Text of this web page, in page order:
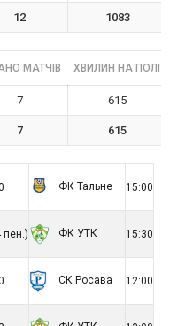
12 1083
МАТЧІВ ХВИЛИН НА ПОЛІ
7 615
7 615
ФК Тальне 15:00
пен.) ФК УТК 15:30
СК Росава 12:00